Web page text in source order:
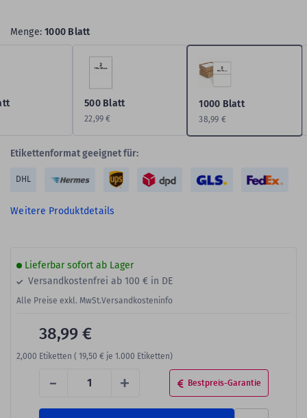
Etikettenformat geeignet für:
DHL
Menge:1000 Blatt
500 Blatt
22,99 €
1000 Blatt
38,99 €
Weitere Produktdetails
Lieferbar sofort ab Lager
Versandkostenfrei ab 100 € in DE
Alle Preise exkl. MwSt.Versandkosteninfo
- + Bestpreis-Garantie
38,99 €
2,000 Etiketten ( 19,50 € je 1.000 Etiketten)